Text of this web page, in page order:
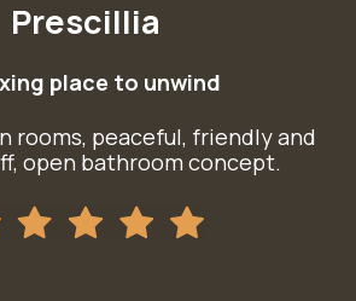
Prescillia
place to unwind
rooms, peaceful, friendly and
open bathroom concept.